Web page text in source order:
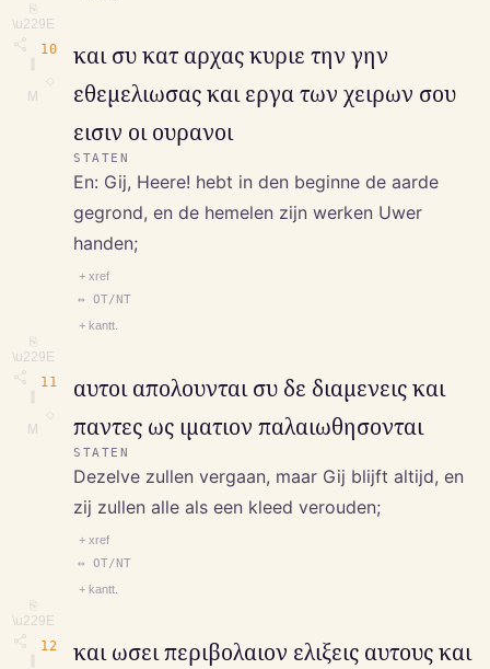
⎘
\u229E
M
10
⎘
\u229E
M
και συ κατ αρχας κυριε την γην
εθεμελιωσας και εργα των χειρων σου
εισιν οι ουρανοι
STATEN
En: Gij, Heere! hebt in den beginne de aarde
gegrond, en de hemelen zijn werken Uwer
handen;
+ xref
↔ OT/NT
+ kantt.
11
⎘
\u229E
αυτοι απολουνται συ δε διαμενεις και
παντες ως ιματιον παλαιωθησονται
STATEN
Dezelve zullen vergaan, maar Gij blijft altijd, en
zij zullen alle als een kleed verouden;
+ xref
↔ OT/NT
+ kantt.
12
και ωσει περιβολαιον ελιξεις αυτους και